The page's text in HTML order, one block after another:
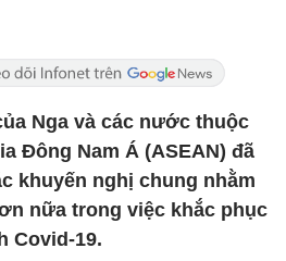
Nga và các nước thuộc
Đông Nam Á (ASEAN) đã
khuyến nghị chung nhằm
nữa trong việc khắc phục
Covid-19.